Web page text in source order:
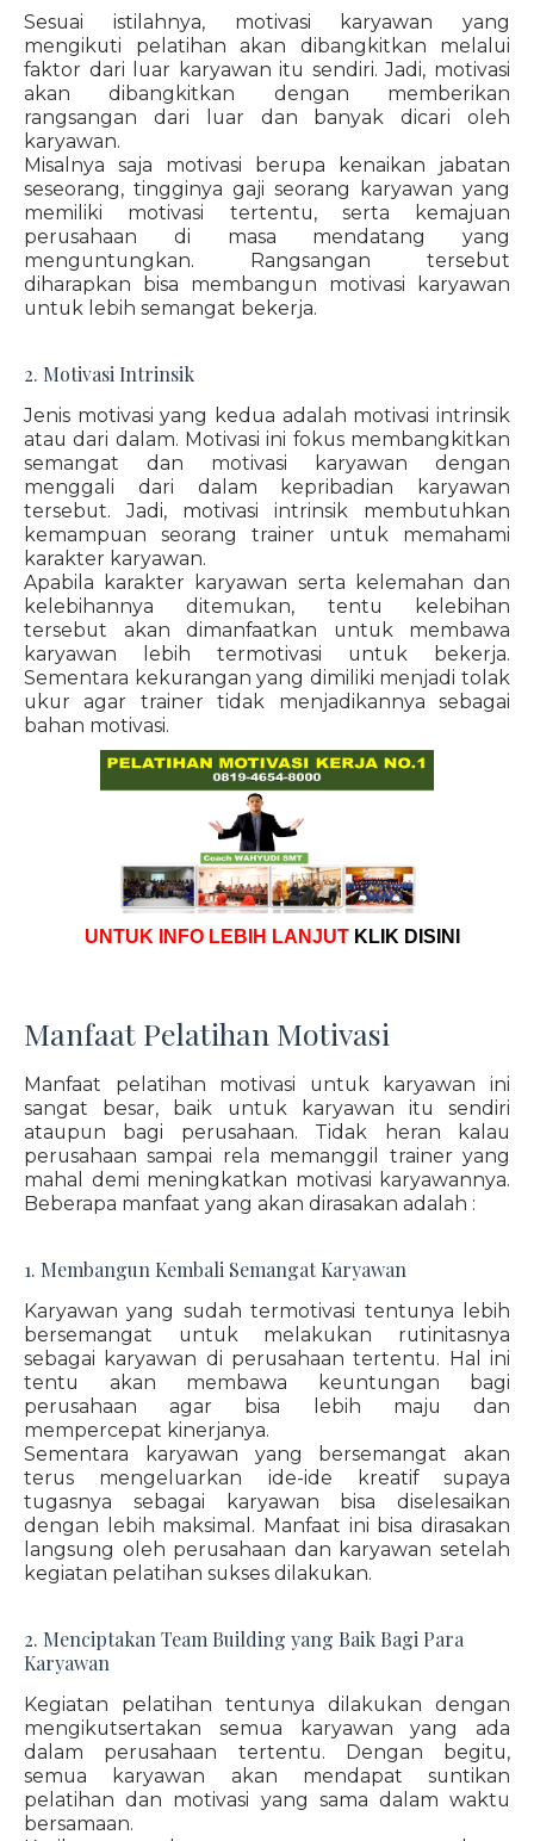
Sesuai istilahnya, motivasi karyawan yang
mengikuti pelatihan akan dibangkitkan melalui
faktor dari luar karyawan itu sendiri. Jadi, motivasi
akan dibangkitkan dengan memberikan
rangsangan dari luar dan banyak dicari oleh
karyawan.
Misalnya saja motivasi berupa kenaikan jabatan
seseorang, tingginya gaji seorang karyawan yang
memiliki motivasi tertentu, serta kemajuan
perusahaan di masa mendatang yang
menguntungkan. Rangsangan tersebut
diharapkan bisa membangun motivasi karyawan
untuk lebih semangat bekerja.
2. Motivasi Intrinsik
Jenis motivasi yang kedua adalah motivasi intrinsik
atau dari dalam. Motivasi ini fokus membangkitkan
semangat dan motivasi karyawan dengan
menggali dari dalam kepribadian karyawan
tersebut. Jadi, motivasi intrinsik membutuhkan
kemampuan seorang trainer untuk memahami
karakter karyawan.
Apabila karakter karyawan serta kelemahan dan
kelebihannya ditemukan, tentu kelebihan
tersebut akan dimanfaatkan untuk membawa
karyawan lebih termotivasi untuk bekerja.
Sementara kekurangan yang dimiliki menjadi tolak
ukur agar trainer tidak menjadikannya sebagai
bahan motivasi.
UNTUK INFO LEBIH LANJUT KLIK DISINI
Manfaat Pelatihan Motivasi
Manfaat pelatihan motivasi untuk karyawan ini
sangat besar, baik untuk karyawan itu sendiri
ataupun bagi perusahaan. Tidak heran kalau
perusahaan sampai rela memanggil trainer yang
mahal demi meningkatkan motivasi karyawannya.
Beberapa manfaat yang akan dirasakan adalah :
1. Membangun Kembali Semangat Karyawan
Karyawan yang sudah termotivasi tentunya lebih
bersemangat untuk melakukan rutinitasnya
sebagai karyawan di perusahaan tertentu. Hal ini
tentu akan membawa keuntungan bagi
perusahaan agar bisa lebih maju dan
mempercepat kinerjanya.
Sementara karyawan yang bersemangat akan
terus mengeluarkan ide-ide kreatif supaya
tugasnya sebagai karyawan bisa diselesaikan
dengan lebih maksimal. Manfaat ini bisa dirasakan
langsung oleh perusahaan dan karyawan setelah
kegiatan pelatihan sukses dilakukan.
2. Menciptakan Team Building yang Baik Bagi Para
Karyawan
Kegiatan pelatihan tentunya dilakukan dengan
mengikutsertakan semua karyawan yang ada
dalam perusahaan tertentu. Dengan begitu,
semua karyawan akan mendapat suntikan
pelatihan dan motivasi yang sama dalam waktu
bersamaan.